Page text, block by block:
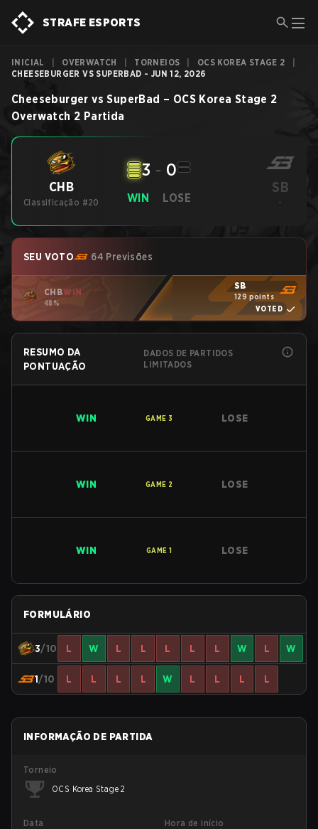
STRAFE ESPORTS
INICIAL OVERWATCH TORNEIOS OCS KOREA STAGE 2
CHEESEBURGER VS SUPERBAD - JUN 12, 2026
Cheeseburger vs SuperBad – OCS Korea Stage 2
Overwatch 2 Partida
CHB
Classificação #20 WIN
3 - 0
LOSE
SB
-
SEU VOTO 64 Previsões
CHBWIN
48%
SB
129 points
VOTED
RESUMO DA
PONTUAÇÃO
DADOS DE PARTIDOS
LIMITADOS
WIN GAME 3 LOSE
WIN GAME 2 LOSE
WIN GAME 1 LOSE
FORMULÁRIO
3/10 L W L L L L L W L W
1/10 L L L L W L L L L
INFORMAÇÃO DE PARTIDA
Torneio
OCS Korea Stage 2
Data
Hora de início